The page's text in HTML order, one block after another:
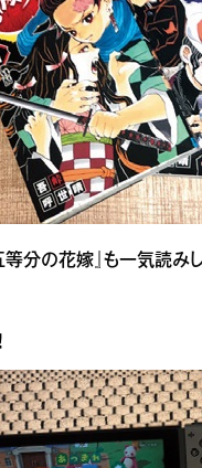
等分の花嫁』も一気読みし